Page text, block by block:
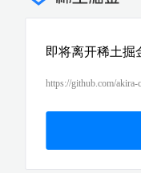
即将离开稀土掘
https://github.com/akira-